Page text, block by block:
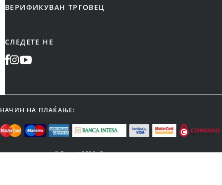
ВЕРИФИКУВАН ТРГОВЕЦ
СЛЕДЕТЕ НЕ
НАЧИН НА ПЛАЌАЊЕ:
©Bonatti2026.Сите права се задржани.